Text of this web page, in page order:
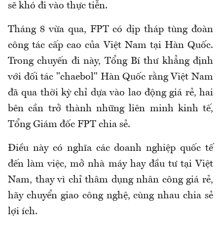
sẽ khó đi vào thực tiễn.
Tháng 8 vừa qua, FPT có dịp tháp tùng đoàn
công tác cấp cao của Việt Nam tại Hàn Quốc.
Trong chuyến đi này, Tổng Bí thư khẳng định
với đối tác "chaebol" Hàn Quốc rằng Việt Nam
đã qua thời kỳ chỉ dựa vào lao động giá rẻ, hai
bên cần trở thành những liên minh kinh tế,
Tổng Giám đốc FPT chia sẻ.
Điều này có nghĩa các doanh nghiệp quốc tế
đến làm việc, mở nhà máy hay đầu tư tại Việt
Nam, thay vì chỉ thâm dụng nhân công giá rẻ,
hãy chuyển giao công nghệ, cùng nhau chia sẻ
lợi ích.